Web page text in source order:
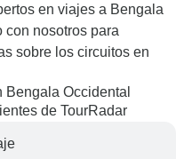
en viajes a Bengala
con nosotros para
sobre los circuitos en
Bengala Occidental
de TourRadar